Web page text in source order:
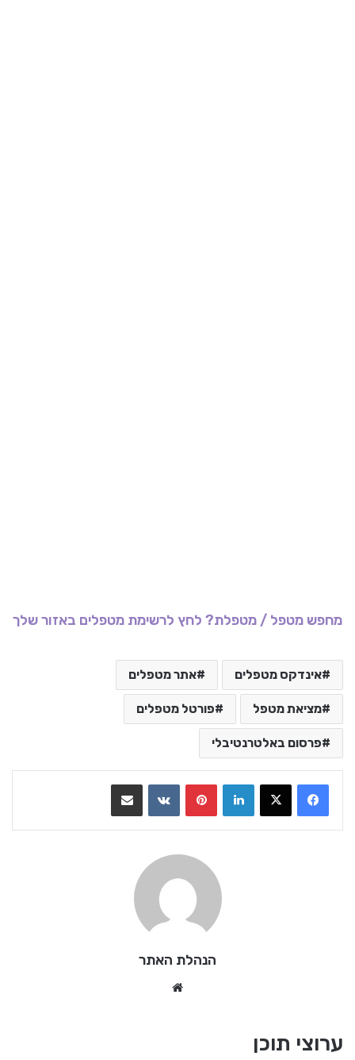
מחפש מטפל / מטפלת? לחץ לרשימת מטפלים באזור שלך
אינדקס מטפלים אתר מטפלים
מציאת מטפל פורטל מטפלים
פרסום באלטרנטיבלי
LinkedIn
VKontakte
הנהלת האתר
ערוצי תוכן